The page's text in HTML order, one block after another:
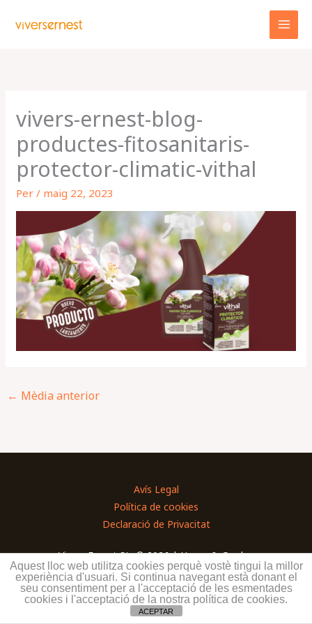
vivers-ernest-blog-
productes-fitosanitaris-
protector-climatic-vithal
Per / maig 22, 2023
← Mèdia anterior
Avís Legal
Política de cookies
Declaració de Privacitat
Vivers Ernest SL. © 2026 | Home & Garden
Aquest lloc web utilitza cookies perquè vostè tingui la millor
experiència d'usuari. Si continua navegant està donant el
seu consentiment per a l'acceptació de les esmentades
cookies i l'acceptació de la nostra política de cookies.
ACEPTAR